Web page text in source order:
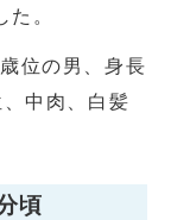
。
位の男、身長
中肉、白髪
頃